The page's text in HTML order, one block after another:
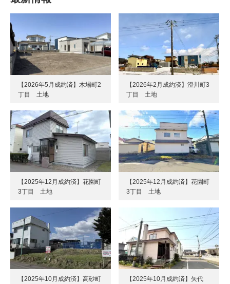
【2026年5月成約済】木場町2
丁目 土地
【2026年2月成約済】澄川町3
丁目 土地
【2025年12月成約済】花園町
3丁目 土地
【2025年12月成約済】花園町
3丁目 土地
【2025年10月成約済】高砂町
【2025年10月成約済】矢代